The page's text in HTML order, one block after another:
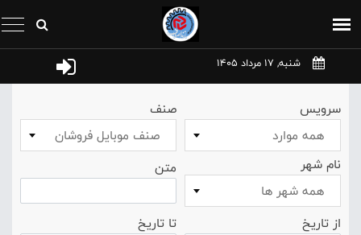
شنبه, 17 مرداد 1405
سرویس
همه موارد
صنف
صنف موبايل فروشان
نام شهر
همه شهر ها
متن
از تاریخ تا تاریخ